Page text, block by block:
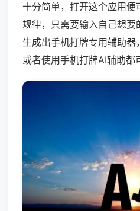
十分简单，打开这个应用
规律，只需要输入自己想要
生成出手机打牌专用辅助
或者使用手机打牌AI辅助都